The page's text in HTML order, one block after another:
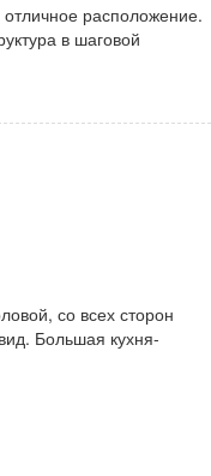
расположение.
в шаговой
со всех сторон
Большая кухня-